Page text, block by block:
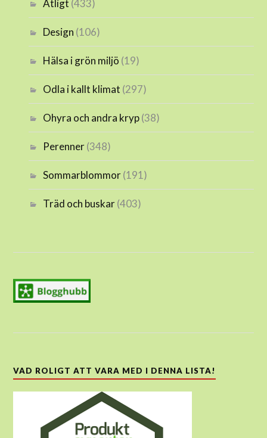
Ätligt (433)
Design (106)
Hälsa i grön miljö (19)
Odla i kallt klimat (297)
Ohyra och andra kryp(38)
Perenner(348)
Sommarblommor(191)
Träd och buskar(403)
VAD ROLIGT ATT VARA MED I DENNA LISTA!